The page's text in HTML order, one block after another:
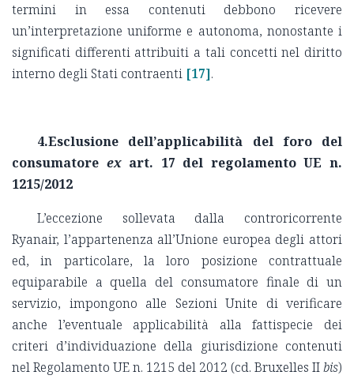
termini in essa contenuti debbono ricevere
un’interpretazione uniforme e autonoma, nonostante i
significati differenti attribuiti a tali concetti nel diritto
interno degli Stati contraenti [17].
4.Esclusione dell’applicabilità del foro del
consumatore exart. 17 del regolamento UE n.
1215/2012
L’eccezione sollevata dalla controricorrente
Ryanair, l’appartenenza all’Unione europea degli attori
ed, in particolare, la loro posizione contrattuale
equiparabile a quella del consumatore finale di un
servizio, impongono alle Sezioni Unite di verificare
anche l’eventuale applicabilità alla fattispecie dei
criteri d’individuazione della giurisdizione contenuti
nel Regolamento UE n. 1215 del 2012 (cd. Bruxelles IIbis)